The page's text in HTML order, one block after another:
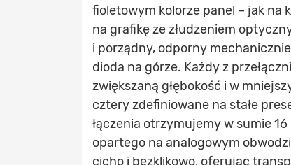
fioletowym kolorze panel – jak na
na grafikę ze złudzeniem
i porządny, odporny
dioda na górze. Każdy z
zwiększaną głębokość i w
cztery zdefiniowane na stałe
łączenia otrzymujemy w sumie
opartego na analogowym
cicho i bezklikowo, oferując